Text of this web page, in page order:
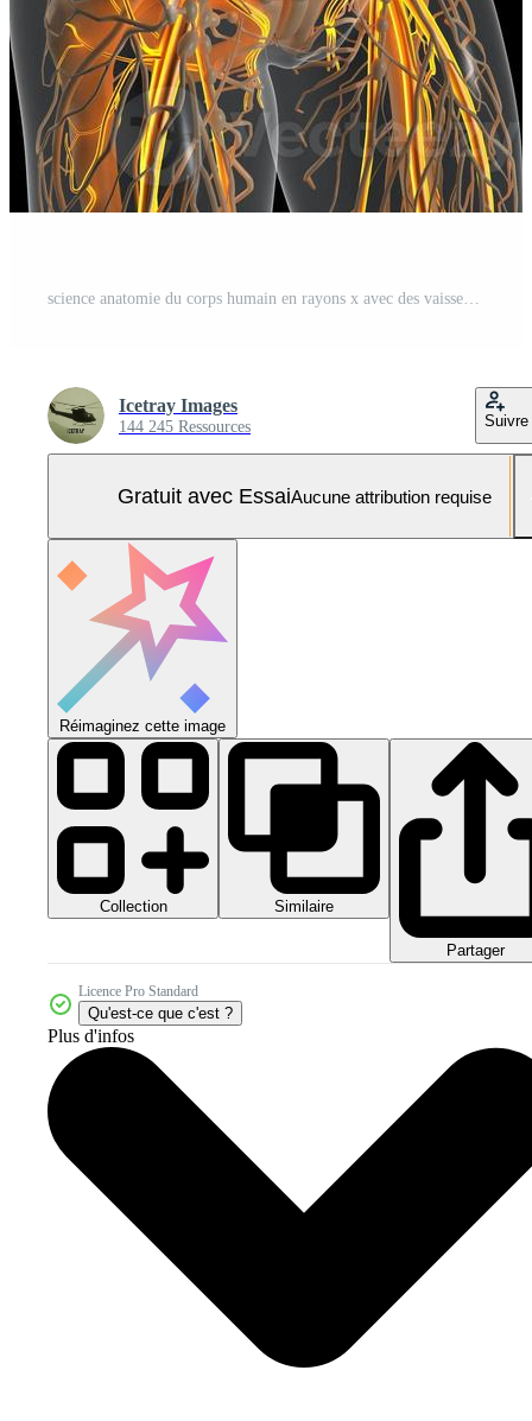
science anatomie du corps humain en rayons x avec des vaisseaux sanguins brillants Photo Pro
Icetray Images
144 245 Ressources Suivre
Gratuit avec EssaiAucune attribution requise
Réimaginez cette image
Collection Similaire
Partager
Licence Pro Standard
Qu'est-ce que c'est ?
Plus d'infos